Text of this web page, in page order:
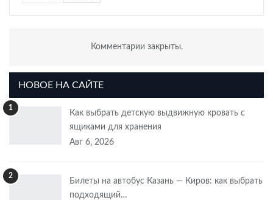
Комментарии закрыты.
НОВОЕ НА САЙТЕ
1
Как выбрать детскую выдвижную кровать с
ящиками для хранения
Авг 6, 2026
2
Билеты на автобус Казань — Киров: как выбрать
подходящий…